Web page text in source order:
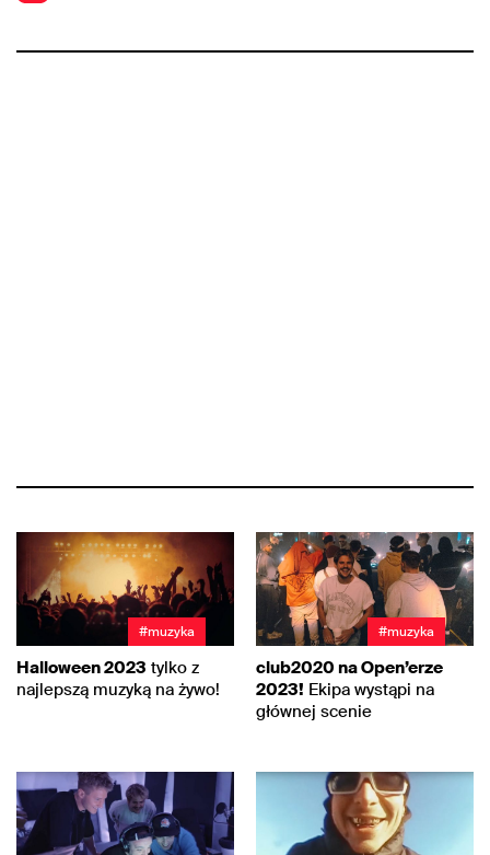
#muzyka
Halloween 2023 tylko z
najlepszą muzyką na żywo!
#muzyka
club2020 na Open’erze
2023! Ekipa wystąpi na
głównej scenie